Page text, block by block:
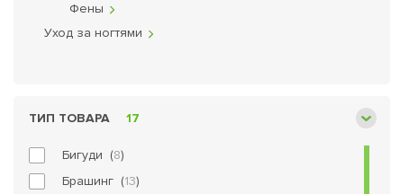
Фены
Уход за ногтями
ТИП ТОВАРА 17
Бигуди (8)
Брашинг (13)